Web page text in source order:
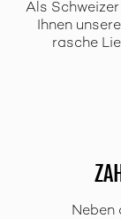
Als
Ihnen
rasche
Neben